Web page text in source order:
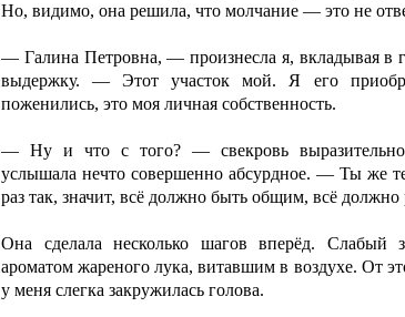
Но, видимо, она решила, что молчание — это не
— Галина Петровна, — произнесла я, вкладывая в
выдержку. — Этот участок мой. Я его
поженились, это моя личная собственность.
— Ну и что с того? — свекровь выразительно
услышала нечто совершенно абсурдное. — Ты же
раз так, значит, всё должно быть общим, всё должно
Она сделала несколько шагов вперёд. Слабый
ароматом жареного лука, витавшим в воздухе. От
у меня слегка закружилась голова.